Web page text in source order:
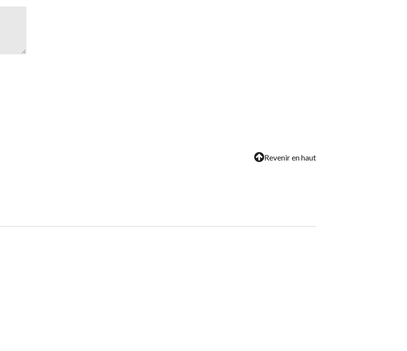
Revenir en haut